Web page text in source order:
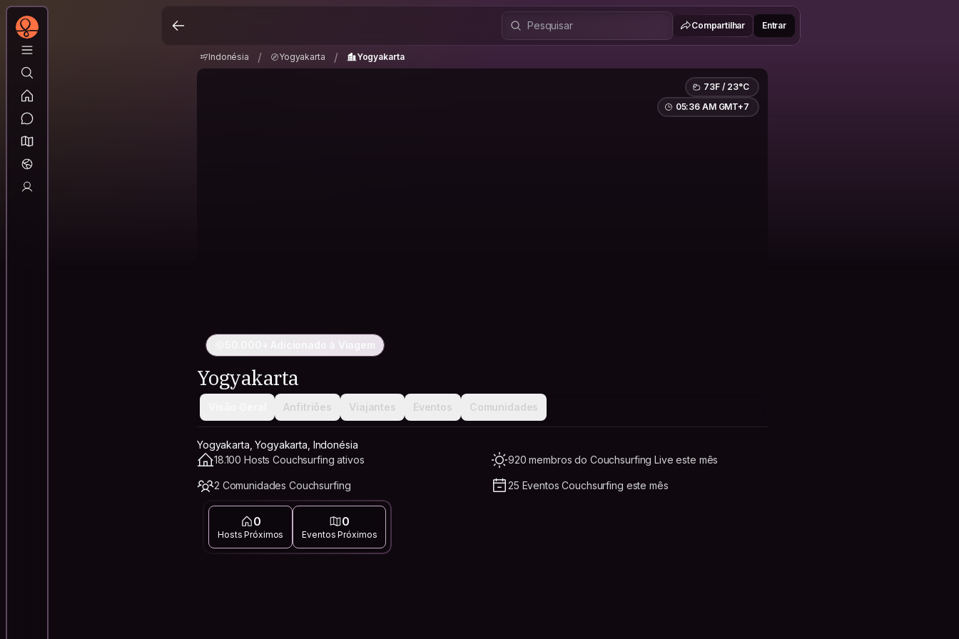
Compartilhar Entrar
Indonésia / Yogyakarta / Yogyakarta
73F / 23°C
05:36 AM GMT+7
50.000+ Adicionado à Viagem
Yogyakarta
Anfitriões Viajantes Eventos Comunidades
Yogyakarta, Yogyakarta, Indonésia
18.100 Hosts Couchsurfing ativos
920 membros do Couchsurfing Live este mês
2 Comunidades Couchsurfing 25 Eventos Couchsurfing este mês
0
Hosts Próximos
0
Eventos Próximos